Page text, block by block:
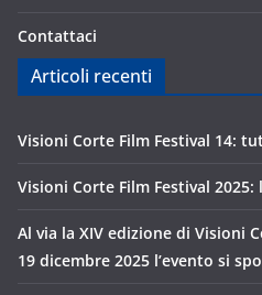
Contattaci
Articoli recenti
Visioni Corte Film Festival 14:
Visioni Corte Film Festival 2025:
Al via la XIV edizione di Visioni
19 dicembre 2025 l’evento si